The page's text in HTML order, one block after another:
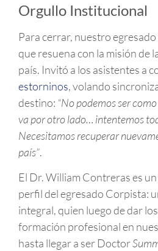
Orgullo Institucional
Para cerrar, nuestro
que resuena con la misión de
país. Invitó a los asistentes a
estorninos, volando
destino: “No podemos ser
va por otro lado… intentemos
Necesitamos recuperar
país”.
El Dr. William Contreras es
perfil del egresado Corpista:
integral, quien luego de dar
formación profesional en
hasta llegar a ser Doctor